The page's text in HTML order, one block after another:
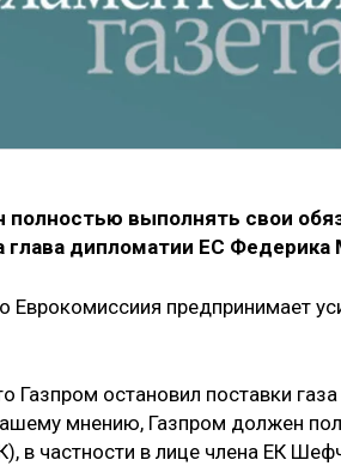
выполнять свои
глава дипломатии ЕС Федерика
Еврокомиссиия предпринимает
Газпром остановил поставки
мнению, Газпром должен
в частности в лице члена ЕК